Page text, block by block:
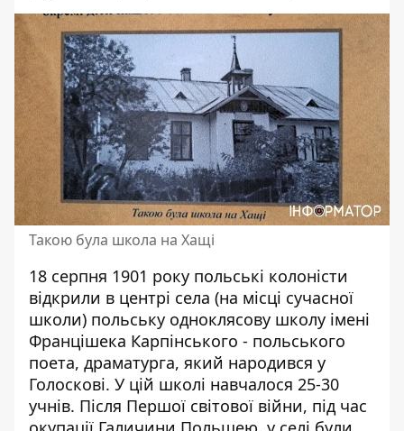
Такою була школа на Хащі
18 серпня 1901 року польські колоністи
відкрили в центрі села (на місці сучасної
школи) польську одноклясову школу імені
Францішека Карпінського - польського
поета, драматурга, який народився у
Голоскові. У цій школі навчалося 25-30
учнів. Після Першої світової війни, під час